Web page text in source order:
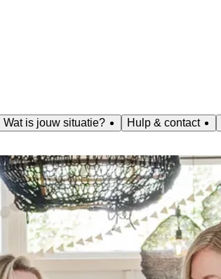
Wat is jouw situatie? Hulp & contact